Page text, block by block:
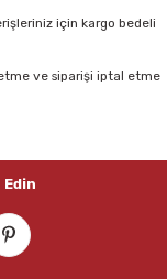
için kargo bedeli
ve siparişi iptal etme
Edin